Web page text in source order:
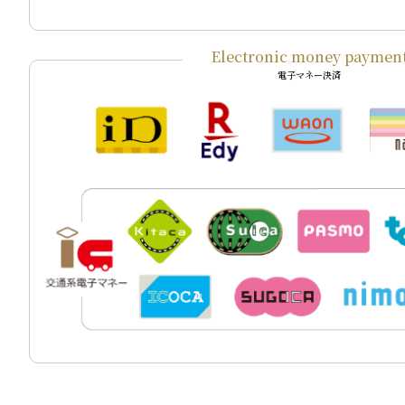
Electronic money
電子マネー決済